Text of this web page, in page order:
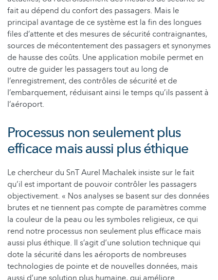
fait au dépend du confort des passagers. Mais le
principal avantage de ce système est la fin des longues
files d’attente et des mesures de sécurité contraignantes,
sources de mécontentement des passagers et synonymes
de hausse des coûts. Une application mobile permet en
outre de guider les passagers tout au long de
l’enregistrement, des contrôles de sécurité et de
l’embarquement, réduisant ainsi le temps qu’ils passent à
l’aéroport.
Processus non seulement plus
efficace mais aussi plus éthique
Le chercheur du SnT Aurel Machalek insiste sur le fait
qu’il est important de pouvoir contrôler les passagers
objectivement. « Nos analyses se basent sur des données
brutes et ne tiennent pas compte de paramètres comme
la couleur de la peau ou les symboles religieux, ce qui
rend notre processus non seulement plus efficace mais
aussi plus éthique. Il s’agit d’une solution technique qui
dote la sécurité dans les aéroports de nombreuses
technologies de pointe et de nouvelles données, mais